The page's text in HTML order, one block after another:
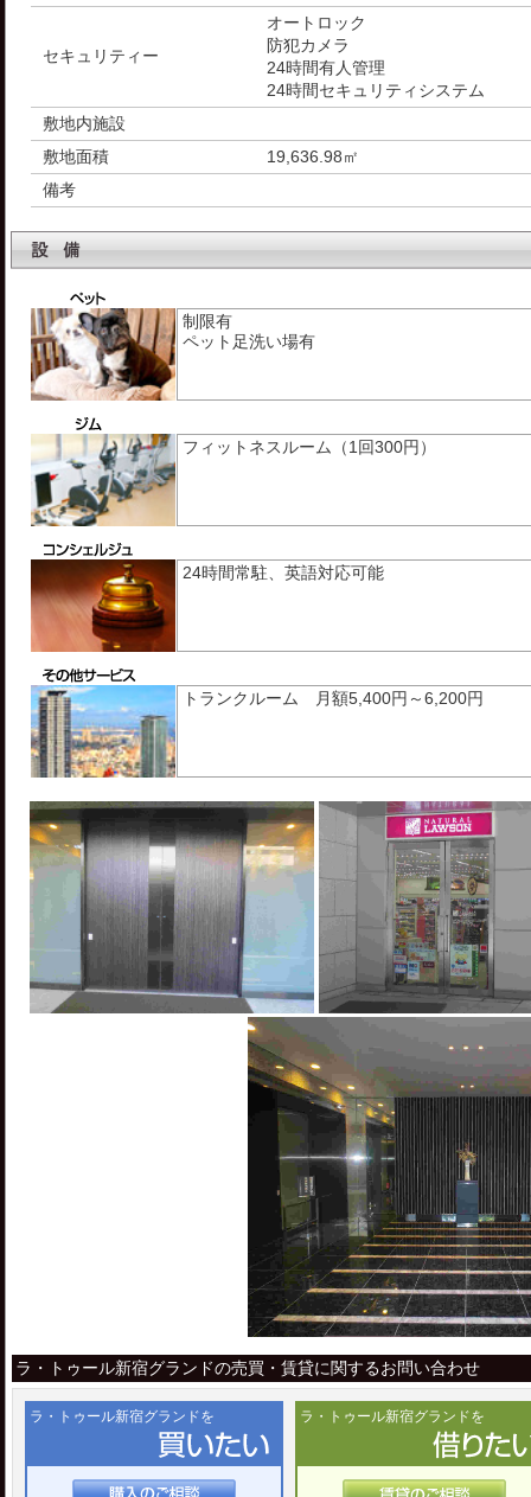
セキュリティー
オートロック
防犯カメラ
24時間有人管理
24時間セキュリティシステム
敷地内施設
敷地面積
19,636.98㎡
備考
制限有
ペット足洗い場有
フィットネスルーム（1回300円）
24時間常駐、英語対応可能
トランクルーム 月額5,400円～6,200円
ラ・トゥール新宿グランドの売買・賃貸に関するお問い合わせ
ラ・トゥール新宿グランドを ラ・トゥール新宿グランドを